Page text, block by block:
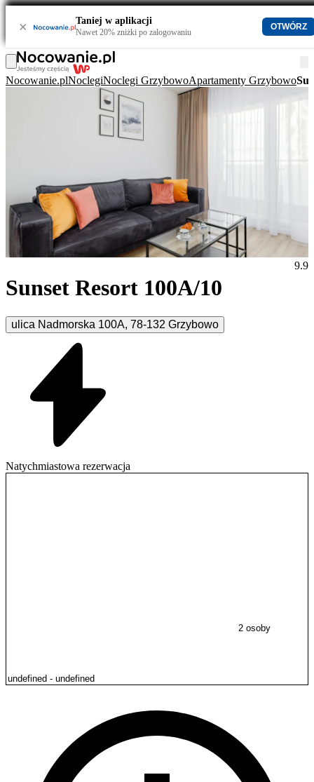
× Taniej w aplikacji
Nawet 20% zniżki po zalogowaniu
OTWÓRZ
Nocowanie.plNoclegiNoclegi GrzybowoApartamenty Grzybowo
Sunset Resort 100A/10
ulica Nadmorska 100A, 78-132 Grzybowo
9.9
Natychmiastowa rezerwacja
2 osoby